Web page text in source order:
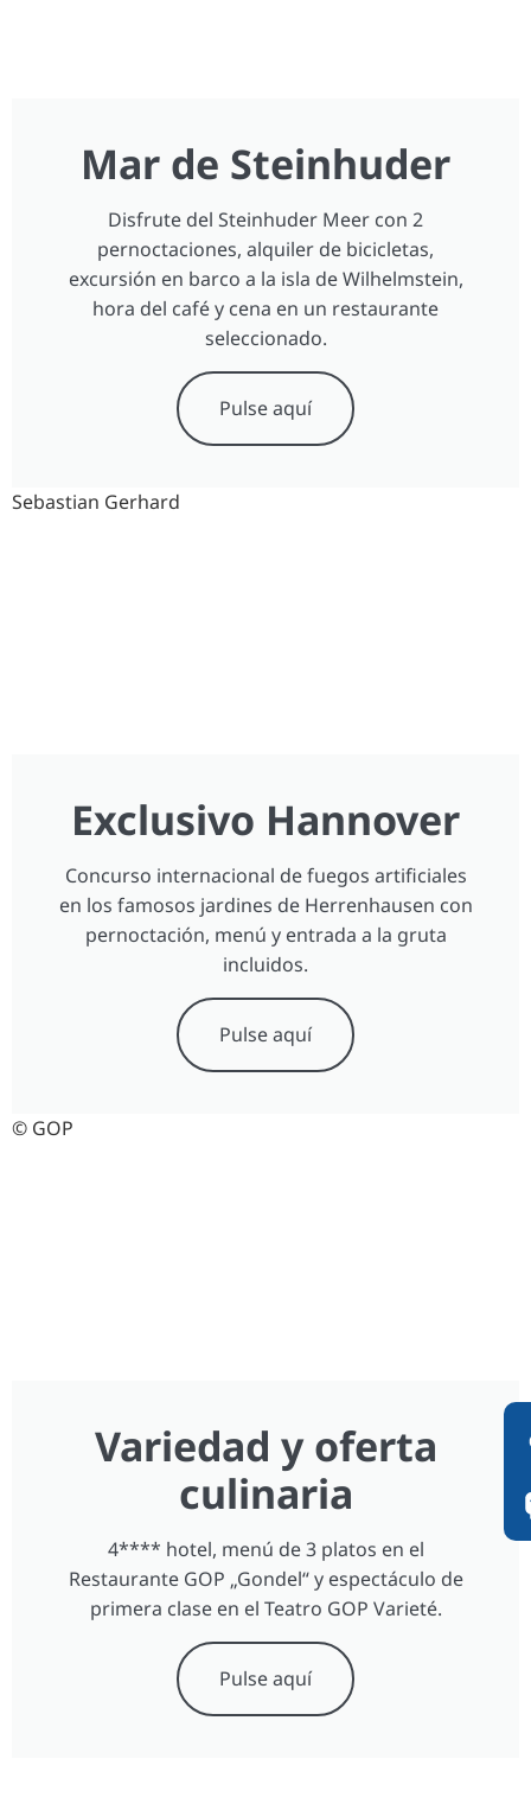
Mar de Steinhuder
Disfrute del Steinhuder Meer con 2
pernoctaciones, alquiler de bicicletas,
excursión en barco a la isla de Wilhelmstein,
hora del café y cena en un restaurante
seleccionado.
Pulse aquí
Sebastian Gerhard
Exclusivo Hannover
Concurso internacional de fuegos artificiales
en los famosos jardines de Herrenhausen con
pernoctación, menú y entrada a la gruta
incluidos.
Pulse aquí
© GOP
Variedad y oferta
culinaria
4**** hotel, menú de 3 platos en el
Restaurante GOP „Gondel“ y espectáculo de
primera clase en el Teatro GOP Varieté.
Pulse aquí